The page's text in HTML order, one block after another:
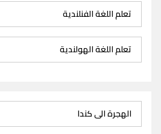
تعلم اللغة الفنلندية
تعلم اللغة الهولندية
الهجرة الى كندا